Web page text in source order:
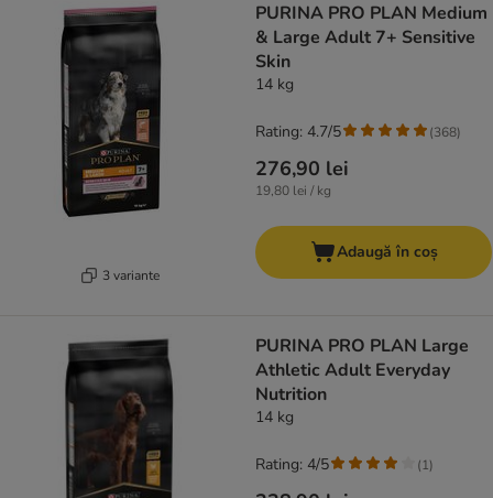
3 variante
PURINA PRO PLAN Medium
& Large Adult 7+ Sensitive
Skin
14 kg
276,90 lei
19,80 lei / kg
Rating: 4.7/5 (368)
Adaugă în coș
PURINA PRO PLAN Large
Athletic Adult Everyday
Nutrition
14 kg
Rating: 4/5 (1)